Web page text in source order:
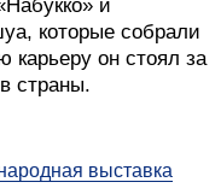
и
которые собрали
карьеру он стоял за
страны.
выставка